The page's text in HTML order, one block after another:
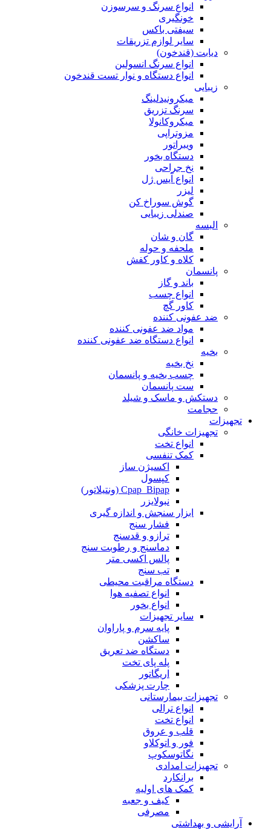
انواع سرنگ و سرسوزن
خونگیری
سیفتی باکس
سایر لوازم تزریقات
دیابت (قندخون)
انواع سرنگ انسولین
انواع دستگاه و نوار تست قندخون
زیبایی
میکرونیدلینگ
سرنگ تزریق
میکروکانولا
مزوتراپی
ویبراتور
دستگاه بخور
نخ جراحی
انواع آیس ژل
لیزر
گوش سوراخ کن
صندلی زیبایی
البسه
گان و شان
ملحفه و حوله
کلاه و کاور کفش
پانسمان
باند و گاز
انواع چسب
کاور گچ
ضد عفونی کننده
مواد ضد عفونی کننده
انواع دستگاه ضد عفونی کننده
بخیه
نخ بخیه
چسب بخیه و پانسمان
ست پانسمان
دستکش و ماسک و شیلد
حجامت
تجهیزات
تجهیزات خانگی
انواع تخت
کمک تنفسی
اکسیژن ساز
کپسول
Cpap_Bipap (ونتیلاتور)
نبولایزر
ابزار سنجش و اندازه گیری
فشار سنج
ترازو و قدسنج
دماسنج و رطوبت سنج
پالس اکسی متر
تب سنج
دستگاه مراقبت محیطی
انواع تصفیه هوا
انواع بخور
سایر تجهیزات
پایه سرم و پاراوان
ساکشن
دستگاه ضد تعریق
پله پای تخت
اریگاتور
چارت پزشکی
تجهیزات بیمارستانی
انواع ترالی
انواع تخت
قلب و عروق
فور و اتوکلاو
نگاتوسکوپ
تجهیزات امدادی
برانکارد
کمک های اولیه
کیف و جعبه
مصرفی
آرایشی و بهداشتی